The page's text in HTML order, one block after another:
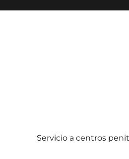
Servicio a centros